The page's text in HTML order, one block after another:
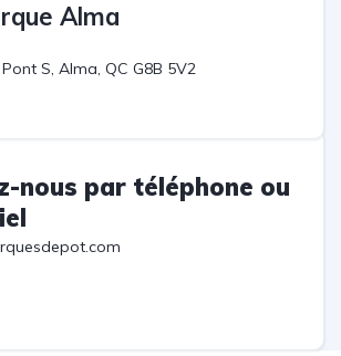
Alma
S, Alma, QC G8B 5V2
nous par téléphone ou